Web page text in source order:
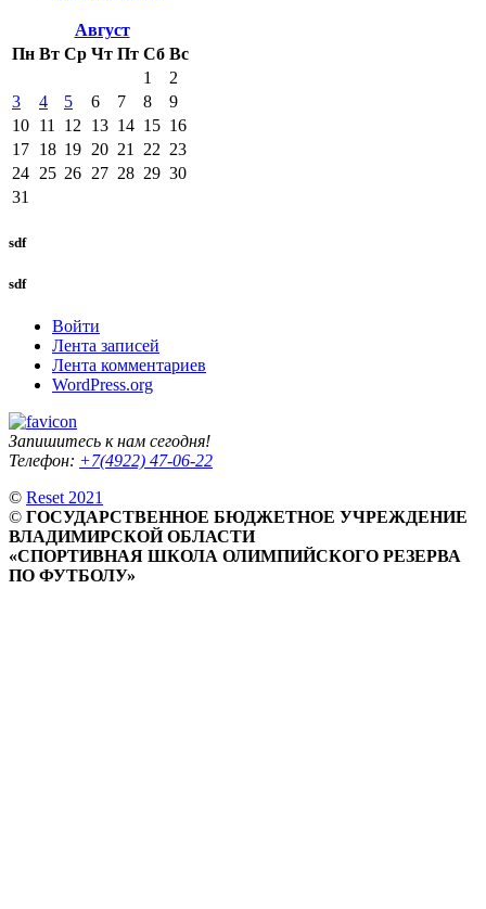
Август
Пн Вт Ср Чт Пт Сб Вс
1
2
3
4 5 6 7 8
9
10 11 12 13 14 15 16
17 18 19 20 21 22 23
24 25 26 27 28 29 30
31
sdf
sdf
Войти
Лента записей
Лента комментариев
WordPress.org
Запишитесь к нам сегодня!
Телефон: +7(4922) 47-06-22
© Reset 2021
© ГОСУДАРСТВЕННОЕ БЮДЖЕТНОЕ УЧРЕЖДЕНИЕ
ВЛАДИМИРСКОЙ ОБЛАСТИ
«СПОРТИВНАЯ ШКОЛА ОЛИМПИЙСКОГО РЕЗЕРВА
ПО ФУТБОЛУ»